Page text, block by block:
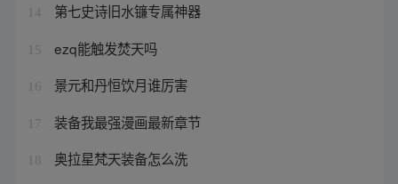
14 第七史诗旧水镰专属神器
15 ezq能触发焚天吗
16 景元和丹恒饮月谁厉害
17 装备我最强漫画最新章节
18 奥拉星梵天装备怎么洗